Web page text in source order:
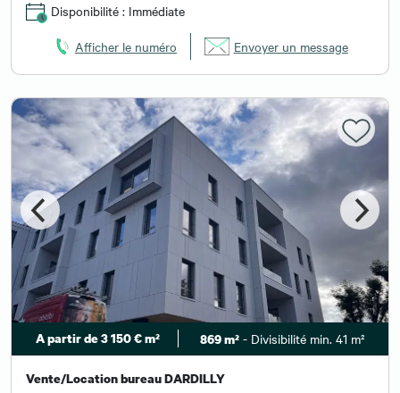
Disponibilité : Immédiate
Afficher le numéro Envoyer un message
A partir de 3 150 € m² 869 m²- Divisibilité min. 41 m²
Vente/Location bureau DARDILLY